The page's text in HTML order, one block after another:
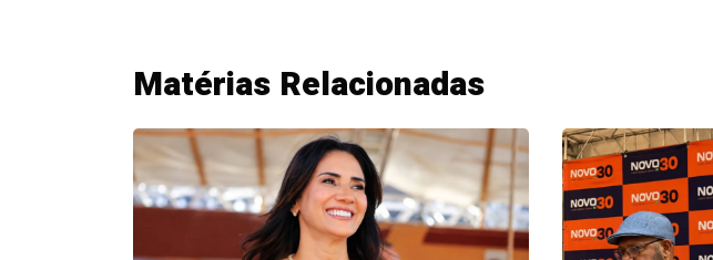
Matérias Relacionadas